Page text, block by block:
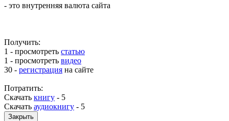
- это внутренняя валюта сайта
Получить:
1 - просмотреть статью
1 - просмотреть видео
30 - регистрация на сайте
Потратить:
Скачать книгу - 5
Скачать аудиокнигу - 5
Закрыть